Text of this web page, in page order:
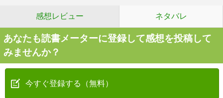
感想レビュー ネタバレ
あなたも読書メーターに登録して感想を投稿して
みませんか？
今すぐ登録する（無料）